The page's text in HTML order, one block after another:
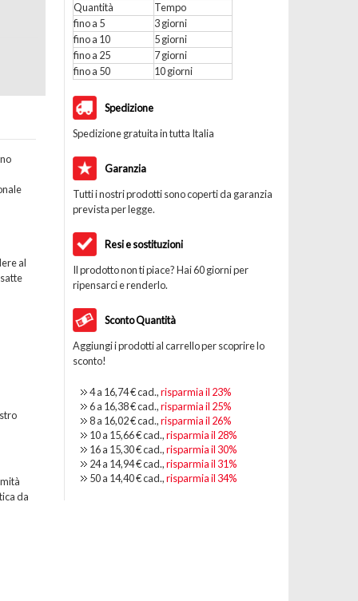
Quantità
Tempo
fino a 5
3 giorni
fino a 10
5 giorni
fino a 25
7 giorni
fino a 50
10 giorni
Spedizione
Spedizione gratuita in tutta Italia
Garanzia
Tutti i nostri prodotti sono coperti da garanzia
prevista per legge.
Resi e sostituzioni
Il prodotto non ti piace? Hai 60 giorni per
ripensarci e renderlo.
Sconto Quantità
Aggiungi i prodotti al carrello per scoprire lo
sconto!
4 a 16,74 €cad.,risparmia il 23%
6 a 16,38 €cad.,risparmia il 25%
8 a 16,02 €cad.,risparmia il 26%
10 a 15,66 €cad.,risparmia il 28%
16 a 15,30 €cad.,risparmia il 30%
24 a 14,94 €cad.,risparmia il 31%
50 a 14,40 €cad.,risparmia il 34%
al
da